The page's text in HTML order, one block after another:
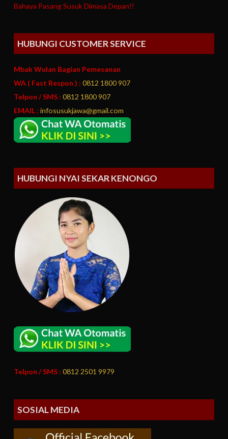
Bahaya Pasang Susuk Dimasa Depan!!
HUBUNGI CUSTOMER SERVICE
Mbak Wulan Bagian Pemesanan
WA ( Fast Respon ) : 0812 1800 907
Telpon / SMS : 0812 1800 907
EMAIL : infosusukjawa@gmail.com
HUBUNGI NYAI SEKAR KENONGO
Telpon / SMS : 0812 2501 9979
SOSIAL MEDIA